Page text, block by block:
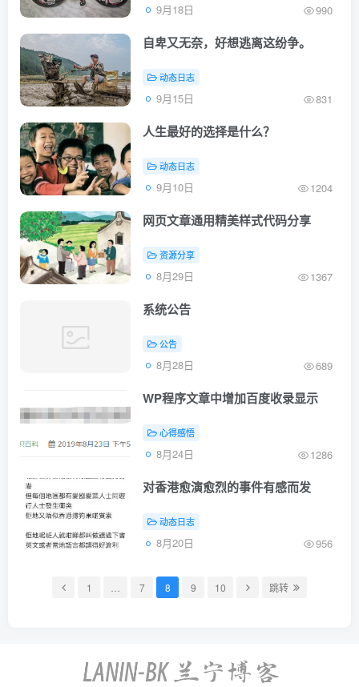
9月18日 990
自卑又无奈，好想逃离这纷争。
动态日志
9月15日 831
人生最好的选择是什么？
动态日志
9月10日 1204
网页文章通用精美样式代码分享
资源分享
8月29日 1367
系统公告
公告
8月28日 689
WP程序文章中增加百度收录显示
心得感悟
8月24日 1286
对香港愈演愈烈的事件有感而发
动态日志
8月20日 956
1 7 8 9 10 跳转